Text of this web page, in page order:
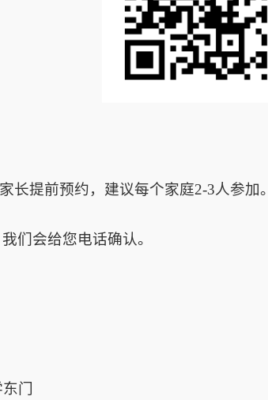
长提前预约，建议每个家庭2-3人参加。
们会给您电话确认。
门